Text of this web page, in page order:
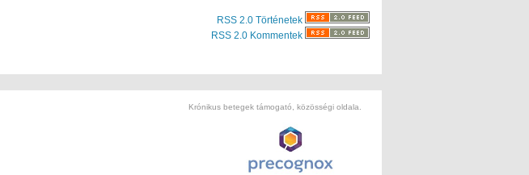
RSS 2.0 Történetek
RSS 2.0 Kommentek
Krónikus betegek támogató, közösségi oldala.